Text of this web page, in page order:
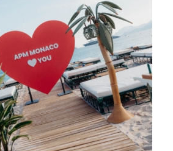
posé ses couleurs sur la plage